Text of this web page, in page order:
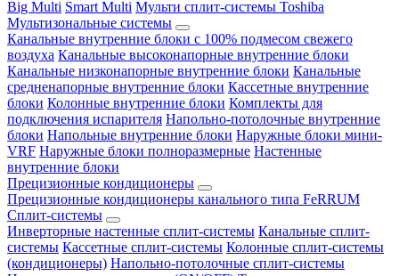
Big Multi Smart Multi Мульти сплит-системы Toshiba
Мультизональные системы
Канальные внутренние блоки с 100% подмесом свежего
воздуха Канальные высоконапорные внутренние блоки
Канальные низконапорные внутренние блоки Канальные
средненапорные внутренние блоки Кассетные внутренние
блоки Колонные внутренние блоки Комплекты для
подключения испарителя Напольно-потолочные внутренние
блоки Напольные внутренние блоки Наружные блоки мини-
VRF Наружные блоки полноразмерные Настенные
внутренние блоки
Прецизионные кондиционеры
Прецизионные кондиционеры канального типа FeRRUM
Сплит-системы
Инверторные настенные сплит-системы Канальные сплит-
системы Кассетные сплит-системы Колонные сплит-системы
(кондиционеры) Напольно-потолочные сплит-системы